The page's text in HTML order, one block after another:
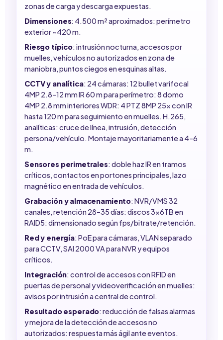
zonas de carga y descarga expuestas.
Dimensiones: 4.500 m² aproximados: perímetro
exterior ~420 m.
Riesgo típico: intrusión nocturna, accesos por
muelles, vehículos no autorizados en zona de
maniobra, puntos ciegos en esquinas altas.
CCTV y analítica: 24 cámaras: 12 bullet varifocal
4MP 2.8–12 mm IR 60 m para perímetro: 8 domo
4MP 2.8 mm interiores WDR: 4 PTZ 8MP 25x con IR
hasta 120 m para seguimiento en muelles. H.265,
analíticas: cruce de línea, intrusión, detección
persona/vehículo. Montaje mayoritariamente a 4–6
m.
Sensores perimetrales: doble haz IR en tramos
críticos, contactos en portones principales, lazo
magnético en entrada de vehículos.
Grabación y almacenamiento: NVR/VMS 32
canales, retención 28–35 días: discos 3x6TB en
RAID5: dimensionado según fps/bitrate/retención.
Red y energía: PoE para cámaras, VLAN separado
para CCTV, SAI 2000 VA para NVR y equipos
críticos.
Integración: control de accesos con RFID en
puertas de personal y videoverificación en muelles:
avisos por intrusión a central de control.
Resultado esperado: reducción de falsas alarmas
y mejora de la detección de accesos no
autorizados: respuesta más ágil ante eventos.